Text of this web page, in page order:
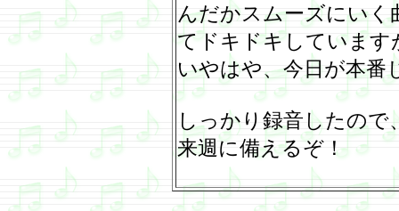
んだかスムーズにい
てドキドキしています
いやはや、今日が本番
しっかり録音したの
来週に備えるぞ！